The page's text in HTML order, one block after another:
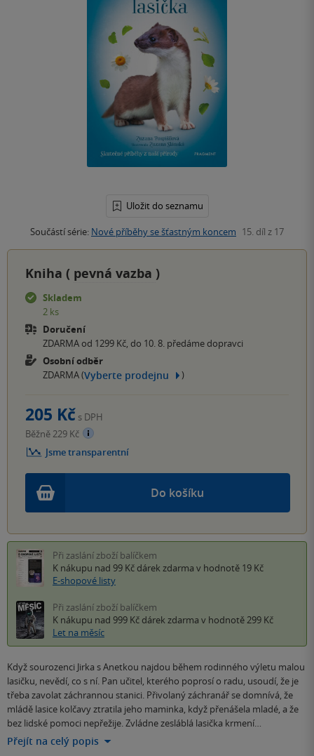
Uložit do seznamu
Součástí série: Nové příběhy se šťastným koncem 15. díl z 17
Kniha ( pevná vazba )
Skladem
2 ks
Doručení
ZDARMA od 1299 Kč, do 10. 8. předáme dopravci
Osobní odběr
ZDARMA (Vyberte prodejnu )
Do košíku
205 Kč s DPH
Běžně 229 Kč
Jsme transparentní
Při zaslání zboží balíčkem
K nákupu nad 99 Kč dárek zdarma v hodnotě 19 Kč
E-shopové listy
Při zaslání zboží balíčkem
K nákupu nad 999 Kč dárek zdarma v hodnotě 299 Kč
Let na měsíc
Když sourozenci Jirka s Anetkou najdou během rodinného výletu malou
lasičku, nevědí, co s ní. Pan učitel, kterého poprosí o radu, usoudí, že je
třeba zavolat záchrannou stanici. Přivolaný záchranář se domnívá, že
mládě lasice kolčavy ztratila jeho maminka, když přenášela mladé, a že
bez lidské pomoci nepřežije. Zvládne zesláblá lasička krmení…
Přejít na celý popis